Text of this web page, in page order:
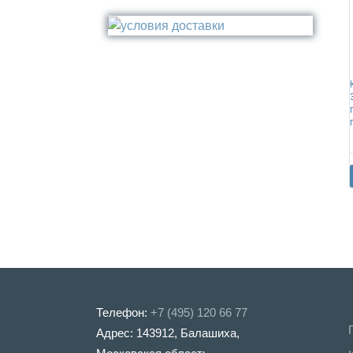
Стакан
Туалетный ёрш
Медь
Никель
Телефон: +7 (495) 120 66 77
Адрес: 143912, Балашиха,